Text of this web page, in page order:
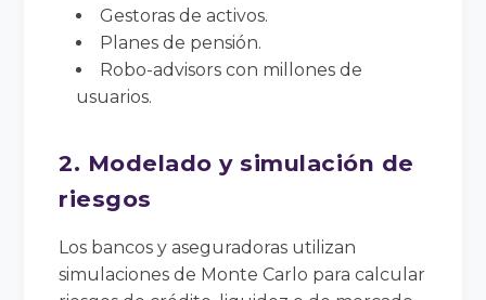
Gestoras de activos.
Planes de pensión.
Robo-advisors con millones de
usuarios.
2. Modelado y simulación de
riesgos
Los bancos y aseguradoras utilizan
simulaciones de Monte Carlo para calcular